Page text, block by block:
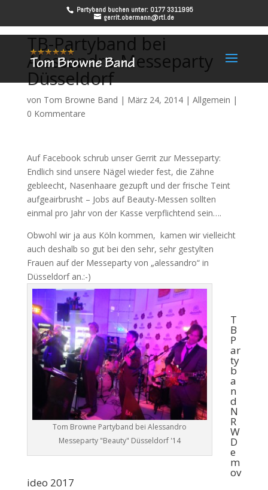
Partyband buchen unter: 0177 3311995
gerrit.obermann@rtl.de
TB-Partyband bei
Alessandro Messeparty
Düsseldorf
von Tom Browne Band | März 24, 2014| Allgemein |
0 Kommentare
Auf Facebook schrub unser Gerrit zur Messeparty:
Endlich sind unsere Nägel wieder fest, die Zähne
gebleecht, Nasenhaare gezupft und der frische Teint
aufgeairbrusht – Jobs auf Beauty-Messen sollten
einmal pro Jahr von der Kasse verpflichtend sein….
Obwohl wir ja aus Köln kommen, kamen wir vielleicht
auch deshalb so gut bei den sehr, sehr gestylten
Frauen auf der Messeparty von „alessandro“ in
Düsseldorf an.:-)
Tom Browne Partyband bei Alessandro
Messeparty "Beauty" Düsseldorf '14
T
B
P
ar
ty
b
a
n
d
N
R
W
D
e
m
ov
ideo 2017